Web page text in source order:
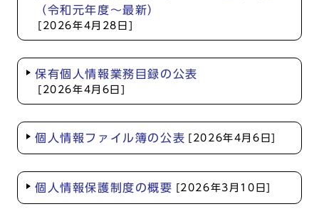
（令和元年度～最新）
[2026年4月28日]
保有個人情報業務目録の公表
[2026年4月6日]
個人情報ファイル簿の公表 [2026年4月6日]
個人情報保護制度の概要 [2026年3月10日]